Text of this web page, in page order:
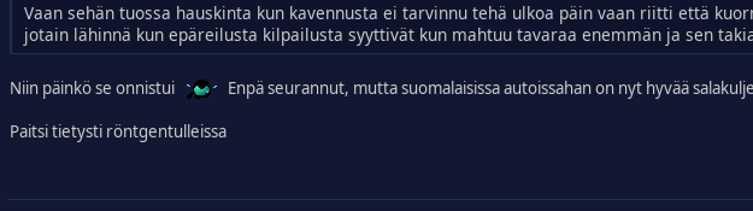
Vaan sehän tuossa hauskinta kun kavennusta ei tarvinnu tehä ulkoa päin vaan riitti että
jotain lähinnä kun epäreilusta kilpailusta syyttivät kun mahtuu tavaraa enemmän ja sen
Niin päinkö se onnistui
Enpä seurannut, mutta suomalaisissa autoissahan on nyt hyvää
Paitsi tietysti röntgentulleissa